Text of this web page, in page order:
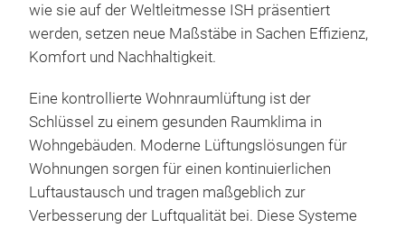
wie sie auf der Weltleitmesse ISH präsentiert
werden, setzen neue Maßstäbe in Sachen Effizienz,
Komfort und Nachhaltigkeit.
Eine kontrollierte Wohnraumlüftung ist der
Schlüssel zu einem gesunden Raumklima in
Wohngebäuden. Moderne Lüftungslösungen für
Wohnungen sorgen für einen kontinuierlichen
Luftaustausch und tragen maßgeblich zur
Verbesserung der Luftqualität bei. Diese Systeme